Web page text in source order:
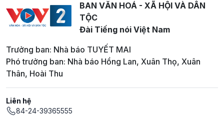
BAN VĂN HOÁ - XÃ HỘI VÀ DÂN
TỘC
Đài Tiếng nói Việt Nam
Trưởng ban: Nhà báo TUYẾT MAI
Phó trưởng ban: Nhà báo Hồng Lan, Xuân Thọ, Xuân
Thân, Hoài Thu
Liên hệ
84-24-39365555